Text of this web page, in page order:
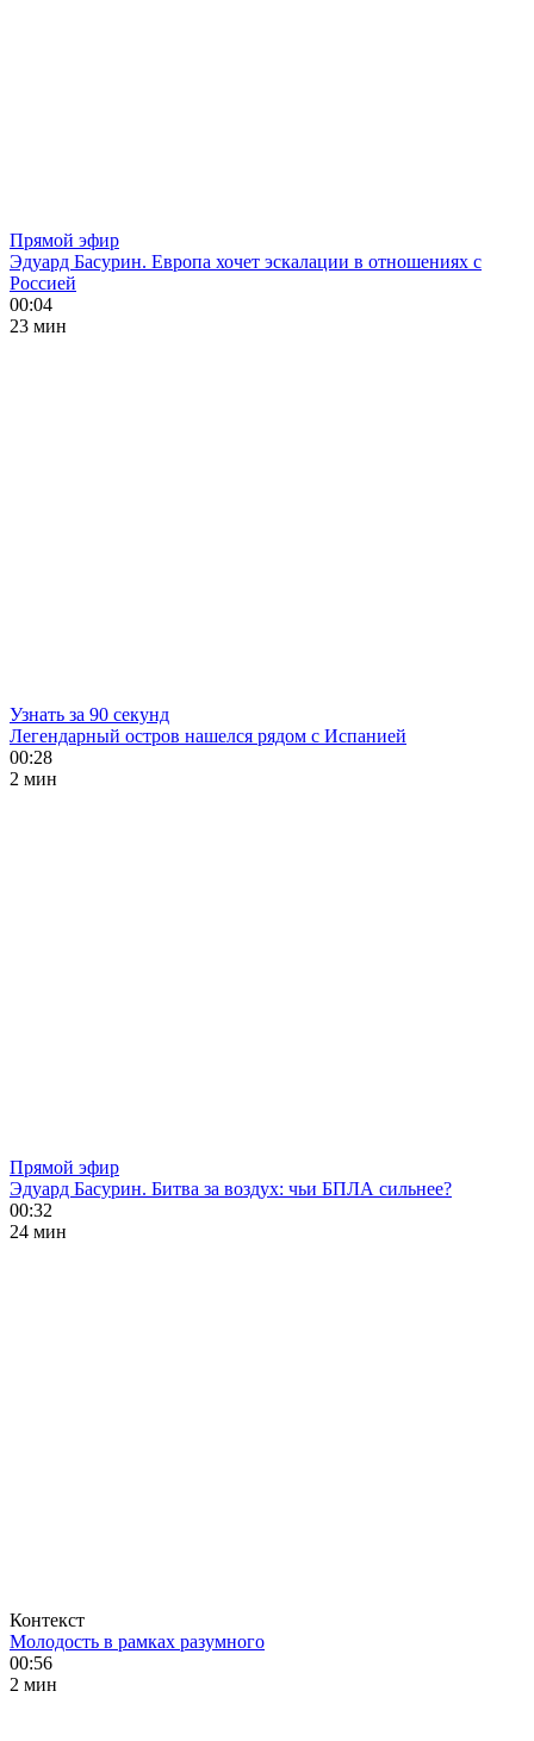
Прямой эфир
Эдуард Басурин. Европа хочет эскалации в отношениях с
Россией
00:04
23 мин
Узнать за 90 секунд
Легендарный остров нашелся рядом с Испанией
00:28
2 мин
Прямой эфир
Эдуард Басурин. Битва за воздух: чьи БПЛА сильнее?
00:32
24 мин
Контекст
Молодость в рамках разумного
00:56
2 мин